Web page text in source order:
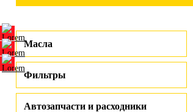
Масла
Фильтры
Автозапчасти и расходники